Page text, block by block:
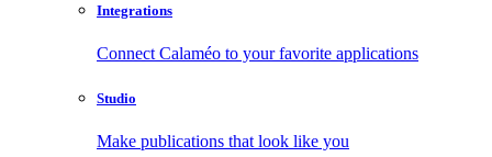
Integrations
Connect Calaméo to your favorite applications
Studio
Make publications that look like you